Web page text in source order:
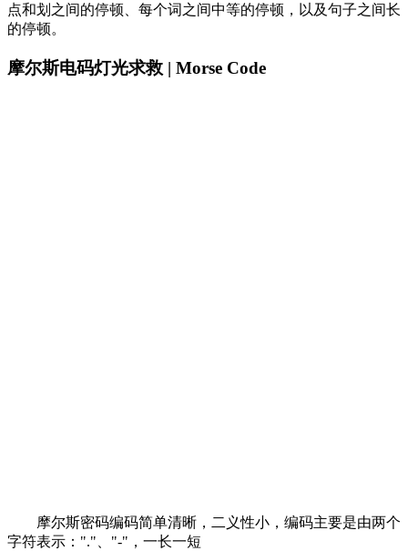
点和划之间的停顿、每个词之间中等的停顿，以及句子之间长
的停顿。
摩尔斯电码灯光求救 | Morse Code
摩尔斯密码编码简单清晰，二义性小，编码主要是由两个
字符表示："."、"-"，一长一短